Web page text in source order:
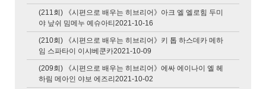
(211회) 《시편으로 배우는 히브리어》아크 엘 엘로힘 두미
야 낲쉬 밈메누 예슈아티2021-10-16
(210회) 《시편으로 배우는 히브리어》키 톱 하스데카 메하
임 스파타이 이샤베쿤카2021-10-09
(209회) 《시편으로 배우는 히브리어》에싸 에이나이 엘 헤
하림 메아인 야보 에즈리2021-10-02